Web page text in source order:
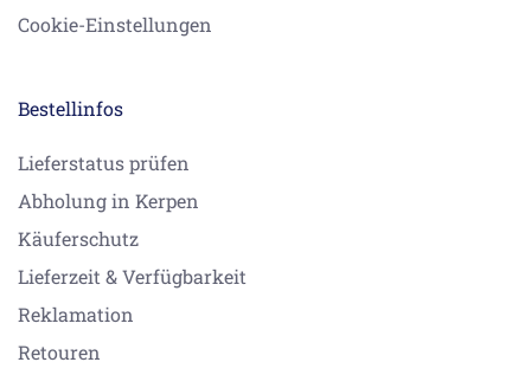
Cookie-Einstellungen
Bestellinfos
Lieferstatus prüfen
Abholung in Kerpen
Käuferschutz
Lieferzeit & Verfügbarkeit
Reklamation
Retouren